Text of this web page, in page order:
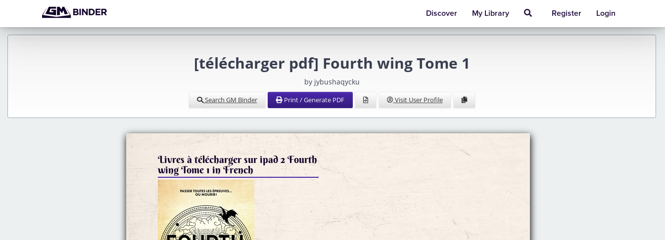
Discover My Library Register Login
[télécharger pdf] Fourth wing Tome 1
by jybushaqycku
Search GM Binder Print / Generate PDF Visit User Profile
Livres à télécharger sur ipad 2 Fourth
wing Tome 1 in French